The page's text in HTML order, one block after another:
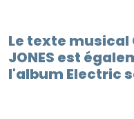
Le texte musical
JONES est
l'album Electric